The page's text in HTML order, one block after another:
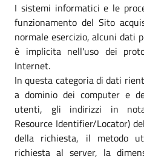
I sistemi informatici e le
funzionamento del Sito
normale esercizio, alcuni dati
è implicita nell'uso dei
Internet.
In questa categoria di dati
a dominio dei computer e
utenti, gli indirizzi in
Resource Identifier/Locator)
della richiesta, il metodo
richiesta al server, la